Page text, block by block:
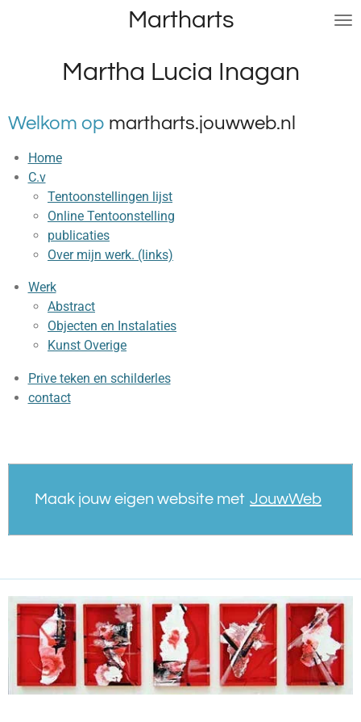
Martharts
Martha Lucia Inagan
Welkom op martharts.jouwweb.nl
Home
C.v
Tentoonstellingen lijst
Online Tentoonstelling
publicaties
Over mijn werk. (links)
Werk
Abstract
Objecten en Instalaties
Kunst Overige
Prive teken en schilderles
contact
Maak jouw eigen website met JouwWeb